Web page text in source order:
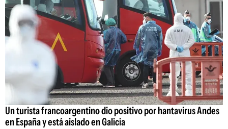
Un turista francoargentino dio positivo por hantavirus Andes
en España y está aislado en Galicia